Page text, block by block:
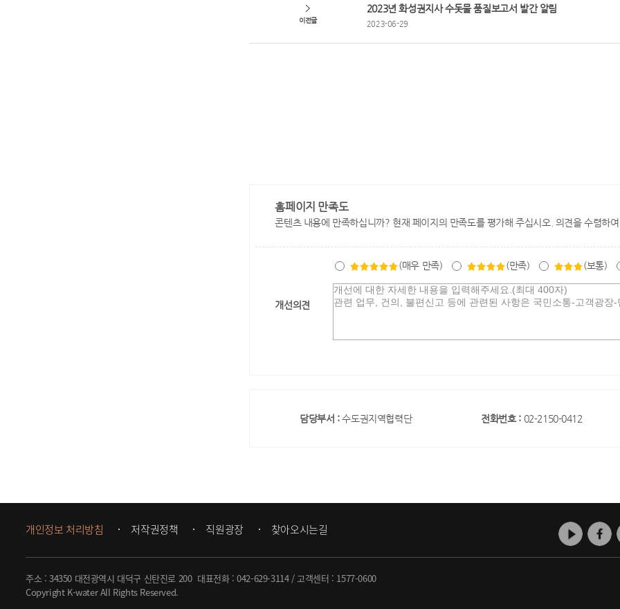
이전글
2023년 화성권지사 수돗물 품질보고서 발간 알림
2023-06-29
홈페이지 만족도
콘텐츠 내용에 만족하십니까? 현재 페이지의 만족도를 평가해 주십시오. 의견을 수렴하
(매우 만족) (만족) (보통)
개선의견
담당부서 :수도권지역협력단 전화번호 : 02-2150-0412
개인정보 처리방침 저작권정책 직원광장 찾아오시는길
주소 : 34350 대전광역시 대덕구 신탄진로 200 대표전화 :042-629-3114/ 고객센터 : 1577-0600
Copyright K-water All Rights Reserved.